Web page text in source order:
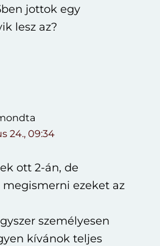
jottok egy
lesz az?
24., 09:34
ott 2-án, de
ezeket az
személyesen
kívánok teljes